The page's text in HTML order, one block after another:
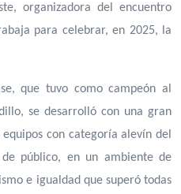
organizadora del encuentro
para celebrar, en 2025, la
que tuvo como campeón al
se desarrolló con una gran
con categoría alevín del
público, en un ambiente de
e igualdad que superó todas